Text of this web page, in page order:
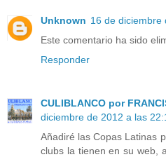
Unknown 16 de diciembre
Este comentario ha sido
Responder
CULIBLANCO por
diciembre de 2012 a las
Añadiré las Copas Latinas
clubs la tienen en su web,